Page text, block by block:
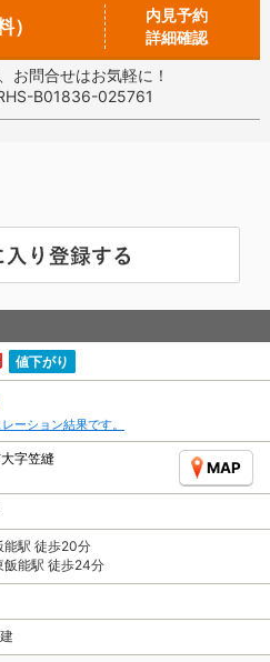
）
内見予約
詳細確認
お問合せはお気軽に！
B01836-025761
値下がり
ーション結果です。
字笠縫
MAP
能駅 徒歩20分
飯能駅 徒歩24分